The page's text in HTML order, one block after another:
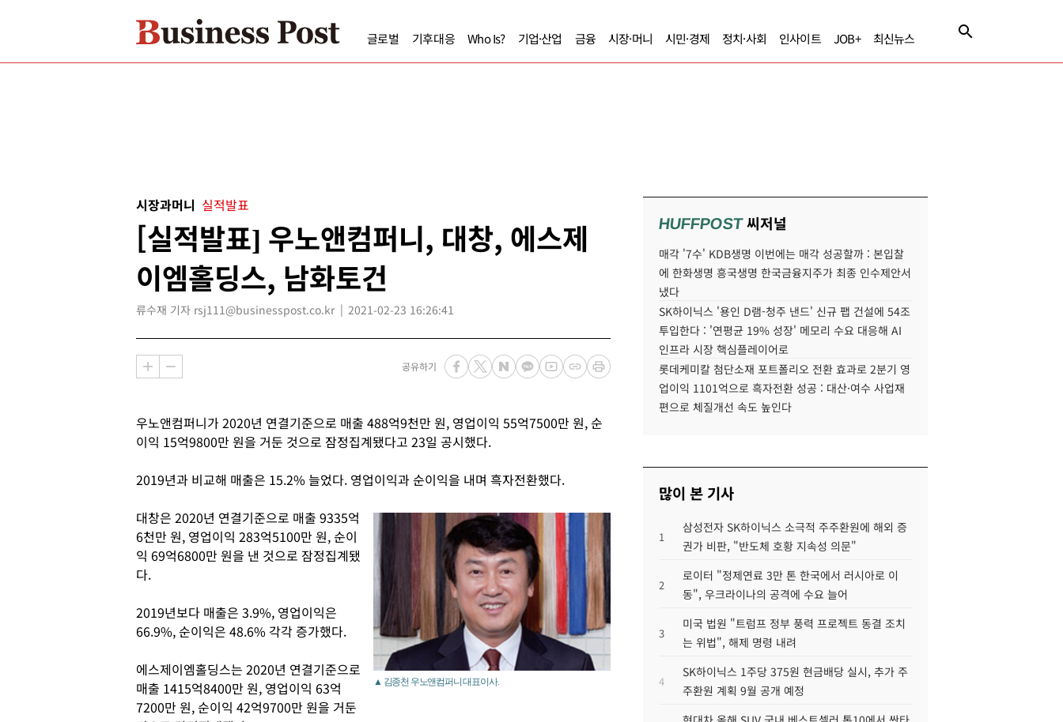
글로벌 기후대응 Who Is? 기업·산업 금융 시장·머니 시민·경제 정치·사회 인사이트 JOB+ 최신뉴스
시장과머니 실적발표
[실적발표] 우노앤컴퍼니, 대창, 에스제
이엠홀딩스, 남화토건
류수재 기자 rsj111@businesspost.co.kr 2021-02-23 16:26:41
공유하기
우노앤컴퍼니가 2020년 연결기준으로 매출 488억9천만 원, 영업이익 55억7500만 원, 순
이익 15억9800만 원을 거둔 것으로 잠정집계됐다고 23일 공시했다.
2019년과 비교해 매출은 15.2% 늘었다. 영업이익과 순이익을 내며 흑자전환했다.
▲ 김종천 우노앤컴퍼니 대표이사.
대창은 2020년 연결기준으로 매출 9335억
6천만 원, 영업이익 283억5100만 원, 순이
익 69억6800만 원을 낸 것으로 잠정집계됐
다.
2019년보다 매출은 3.9%, 영업이익은
66.9%, 순이익은 48.6% 각각 증가했다.
에스제이엠홀딩스는 2020년 연결기준으로
매출 1415억8400만 원, 영업이익 63억
7200만 원, 순이익 42억9700만 원을 거둔
HUFFPOST씨저널
매각 '7수' KDB생명 이번에는 매각 성공할까 : 본입찰
에 한화생명 흥국생명 한국금융지주가 최종 인수제안서
냈다
SK하이닉스 '용인 D램-청주 낸드' 신규 팹 건설에 54조
투입한다 : '연평균 19% 성장' 메모리 수요 대응해 AI
인프라 시장 핵심플레이어로
롯데케미칼 첨단소재 포트폴리오 전환 효과로 2분기 영
업이익 1101억으로 흑자전환 성공 : 대산·여수 사업재
편으로 체질개선 속도 높인다
많이 본 기사
1
삼성전자 SK하이닉스 소극적 주주환원에 해외 증
권가 비판, "반도체 호황 지속성 의문"
2
로이터 "정제연료 3만 톤 한국에서 러시아로 이
동", 우크라이나의 공격에 수요 늘어
3
미국 법원 "트럼프 정부 풍력 프로젝트 동결 조치
는 위법", 해제 명령 내려
4
SK하이닉스 1주당 375원 현금배당 실시, 추가 주
주환원 계획 9월 공개 예정